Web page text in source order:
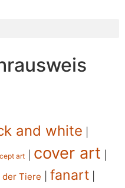
and white
art cover art
der Tiere fanart